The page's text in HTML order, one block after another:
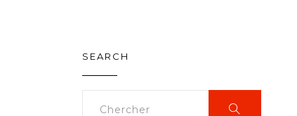
SEARCH